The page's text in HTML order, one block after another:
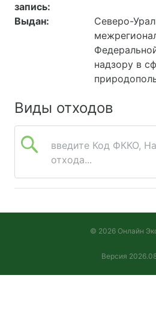
запись:
Выдан:
Северо-
надзору в
Виды отходов
введите Код ФККО,
отхода...
© 2026 Онлайн
Версия